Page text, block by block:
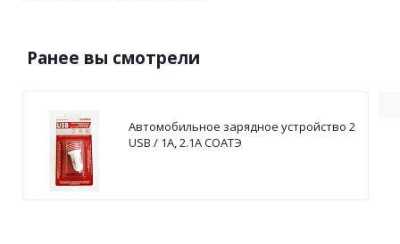
Ранее вы смотрели
Автомобильное зарядное устройство 2
USB / 1А, 2.1А СОАТЭ